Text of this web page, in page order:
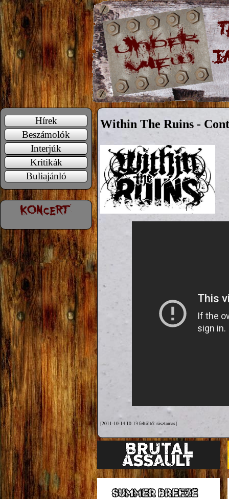
Hírek
Beszámolók
Interjúk
Kritikák
Buliajánló
Within The Ruins -
[2011-10-14 10:13 feltöltő: rasztamas]